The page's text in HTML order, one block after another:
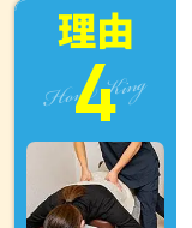
理由
4
Hone King